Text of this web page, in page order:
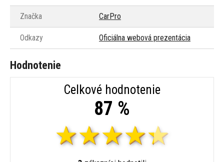
Značka CarPro
Odkazy Oficiálna webová prezentácia
Hodnotenie
Celkové hodnotenie
87 %